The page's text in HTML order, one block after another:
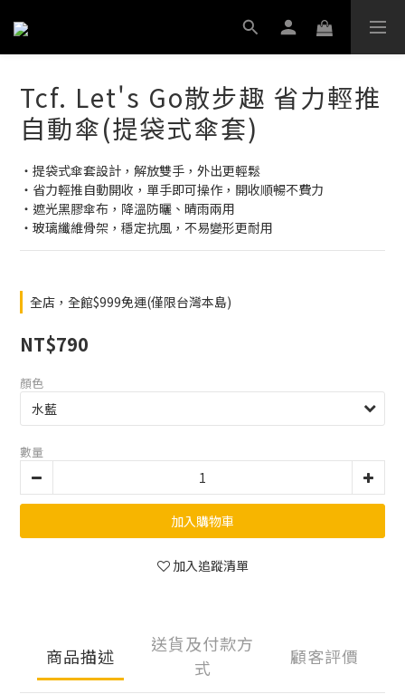
Tcf. Let's Go散步趣 省力輕推
自動傘(提袋式傘套)
‧提袋式傘套設計，解放雙手，外出更輕鬆
‧省力輕推自動開收，單手即可操作，開收順暢不費力
‧遮光黑膠傘布，降溫防曬、晴雨兩用
‧玻璃纖維骨架，穩定抗風，不易變形更耐用
全店，全館$999免運(僅限台灣本島)
NT$790
顏色
數量
加入購物車
加入追蹤清單
商品描述
送貨及付款方
式
顧客評價